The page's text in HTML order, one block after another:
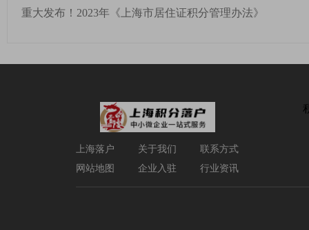
重大发布！2023年《上海市居住证积分管理办法》
上海落户 关于我们
联系方式
网站地图
企业入驻 行业资讯